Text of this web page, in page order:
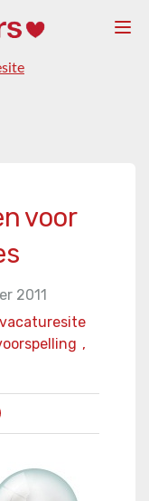
voor
2011
,